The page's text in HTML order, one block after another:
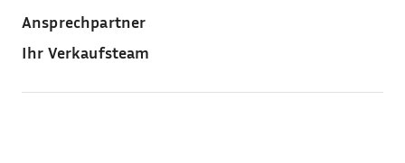
Ansprechpartner
Ihr Verkaufsteam